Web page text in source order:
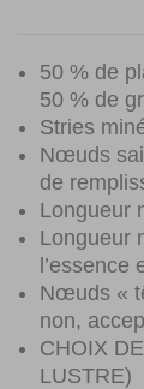
50 % de
50 % de
Stries
Nœuds
de
Longueur
Longueur
l’essence
Nœuds «
non,
CHOIX
LUSTRE)